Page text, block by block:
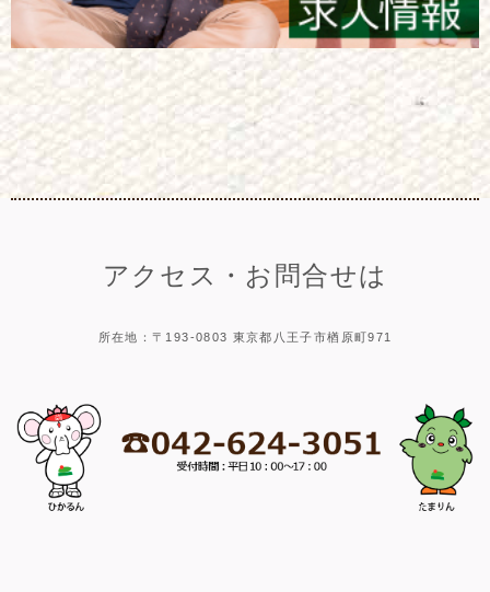
アクセス・お問合せは
所在地：〒193-0803 東京都八王子市楢原町971